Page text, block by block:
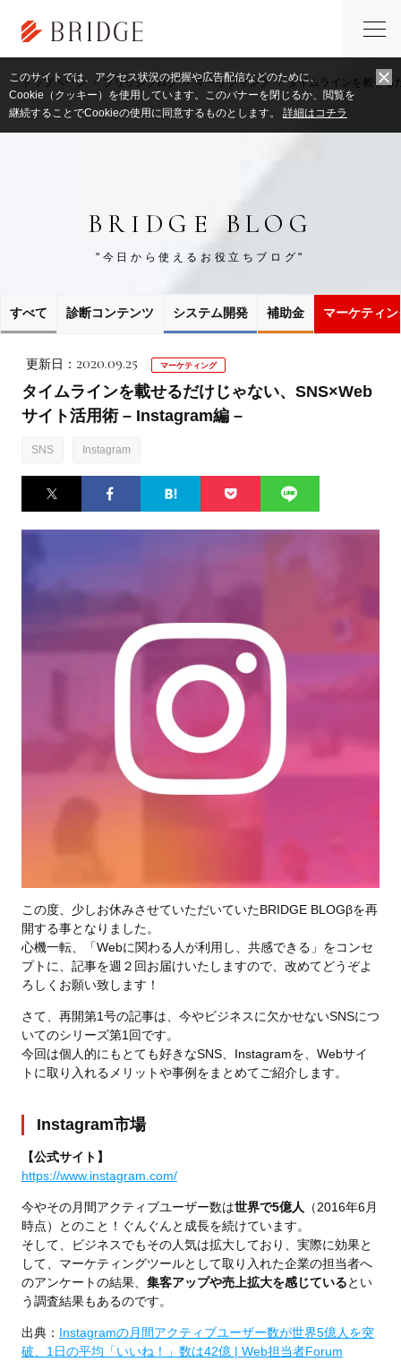
トップページ ブリッジブログ マーケティング タイムラインを載せる
このサイトでは、アクセス状況の把握や広告配信などのために、
Cookie（クッキー）を使用しています。このバナーを閉じるか、閲覧を
継続することでCookieの使用に同意するものとします。 詳細はコチラ
BRIDGE BLOG
"今日から使えるお役立ちブログ"
すべて 診断コンテンツ システム開発 補助金 マーケティン
更新日： 2020.09.25 マーケティング
タイムラインを載せるだけじゃない、SNS×Web
サイト活用術 – Instagram編 –
SNS Instagram
この度、少しお休みさせていただいていたBRIDGE BLOGβを再
開する事となりました。
心機一転、「Webに関わる人が利用し、共感できる」をコンセ
プトに、記事を週２回お届けいたしますので、改めてどうぞよ
ろしくお願い致します！
さて、再開第1号の記事は、今やビジネスに欠かせないSNSにつ
いてのシリーズ第1回です。
今回は個人的にもとても好きなSNS、Instagramを、Webサイ
トに取り入れるメリットや事例をまとめてご紹介します。
Instagram市場
【公式サイト】
https://www.instagram.com/
今やその月間アクティブユーザー数は世界で5億人 （2016年6月
時点）とのこと！ぐんぐんと成長を続けています。
そして、ビジネスでもその人気は拡大しており、実際に効果と
して、マーケティングツールとして取り入れた企業の担当者へ
のアンケートの結果、 集客アップや売上拡大を感じているとい
う調査結果もあるのです。
出典： Instagramの月間アクティブユーザー数が世界5億人を突
破、1日の平均「いいね！」数は42億 | Web担当者Forum